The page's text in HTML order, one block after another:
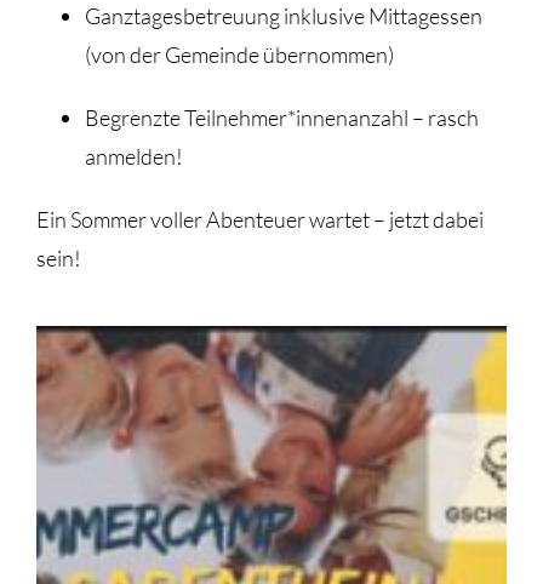
Ganztagesbetreuung inklusive Mittagessen
(von der Gemeinde übernommen)
Begrenzte Teilnehmer*innenanzahl – rasch
anmelden!
Ein Sommer voller Abenteuer wartet – jetzt dabei
sein!